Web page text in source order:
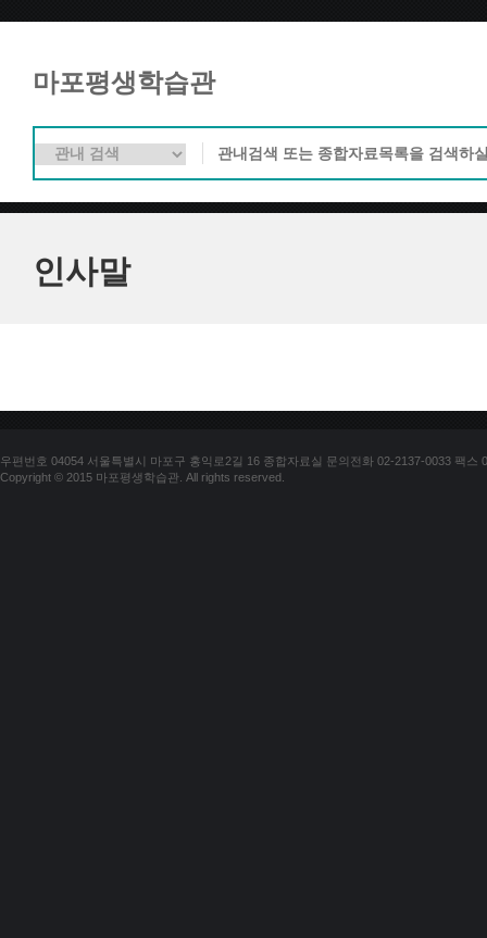
마포평생학습관
인사말
우편번호 04054 서울특별시 마포구 홍익로2길 16 종합자료실 문의전화 02-2137-0033 팩스
Copyright © 2015 마포평생학습관. All rights reserved.